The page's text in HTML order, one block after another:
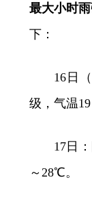
最大小时
下：
16日
级，气温
17日
～28℃。